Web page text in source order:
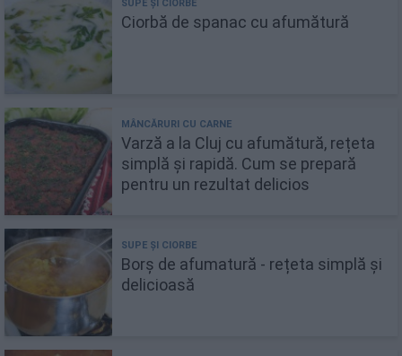
Ciorbă de spanac cu afumătură
Varză a la Cluj cu afumătură, rețeta
simplă și rapidă. Cum se prepară
pentru un rezultat delicios
Borș de afumatură - rețeta simplă și
delicioasă